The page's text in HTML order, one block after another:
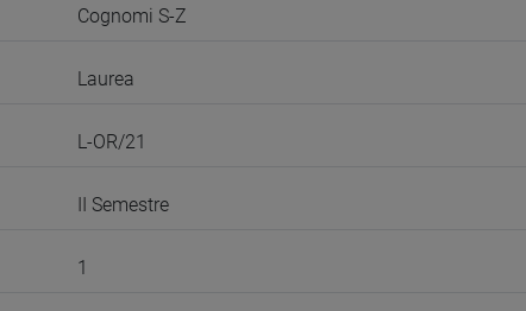
Cognomi S-Z
Laurea
L-OR/21
II Semestre
1